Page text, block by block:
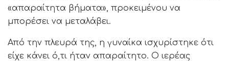
«απαραίτητα βήματα», προκειμένου να
μπορέσει να μεταλάβει.
Από την πλευρά της, η γυναίκα ισχυρίστηκε ότι
είχε κάνει ό,τι ήταν απαραίτητο. Ο ιερέας